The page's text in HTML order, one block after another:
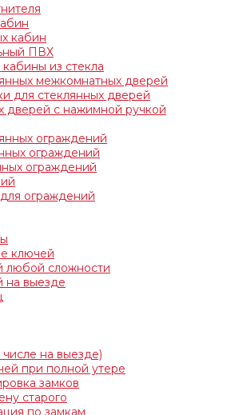
кабин
ПВХ
из стекла
межкомнатных дверей
для стеклянных дверей
дверей с нажимной ручкой
ограждений
ограждений
ограждений
ограждений
ключей
любой сложности
на выезде
на выезде)
при полной утере
замков
старого
по замкам